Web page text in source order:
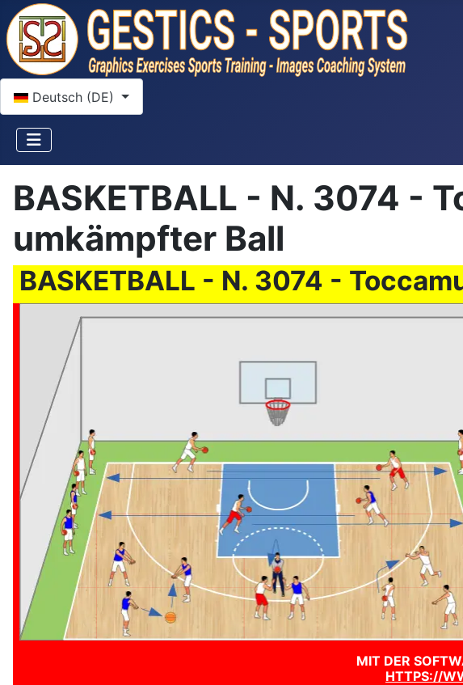
Sprache auswählen
Deutsch (DE)
BASKETBALL - N. 3074 -
umkämpfter Ball
BASKETBALL - N. 3074 -
MIT DER
HTTPS://